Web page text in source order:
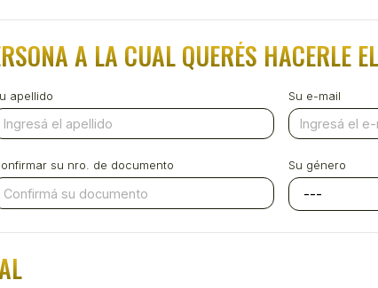
A LA CUAL QUERÉS HACERLE
apellido Su e-mail
su nro. de documento Su género